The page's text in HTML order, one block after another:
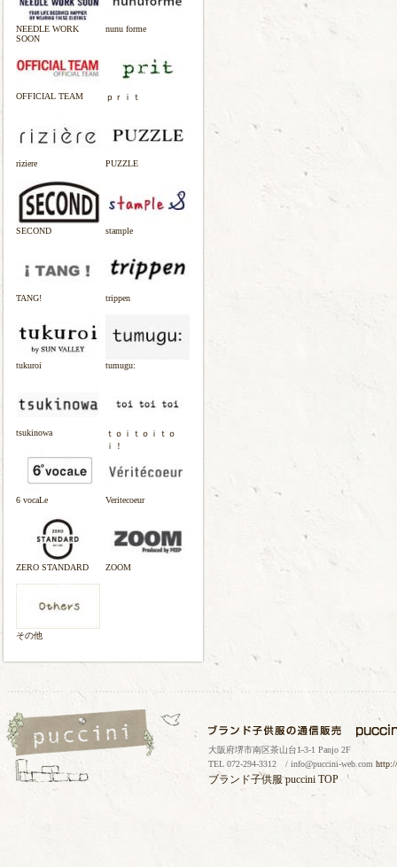
NEEDLE WORK
SOON
nunu forme
OFFICIAL TEAM ｐｒｉｔ
riziere PUZZLE
SECOND stample
TANG! trippen
tukuroi tumugu:
tsukinowa
ｔｏｉｔｏｉｔｏ
ｉ！
6 vocaLe Veritecoeur
ZERO STANDARD ZOOM
その他
大阪府堺市南区茶山台1-3-1 Panjo 2F
TEL 072-294-3312 / info@puccini-web.com
ブランド子供服puccini TOP